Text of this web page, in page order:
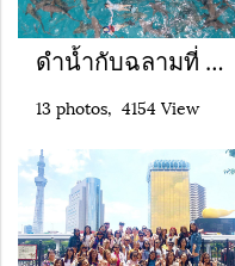
ดำน้ำกับฉลามที่ มาฟูชิ มัลดีฟส์
13 photos, 4154 View